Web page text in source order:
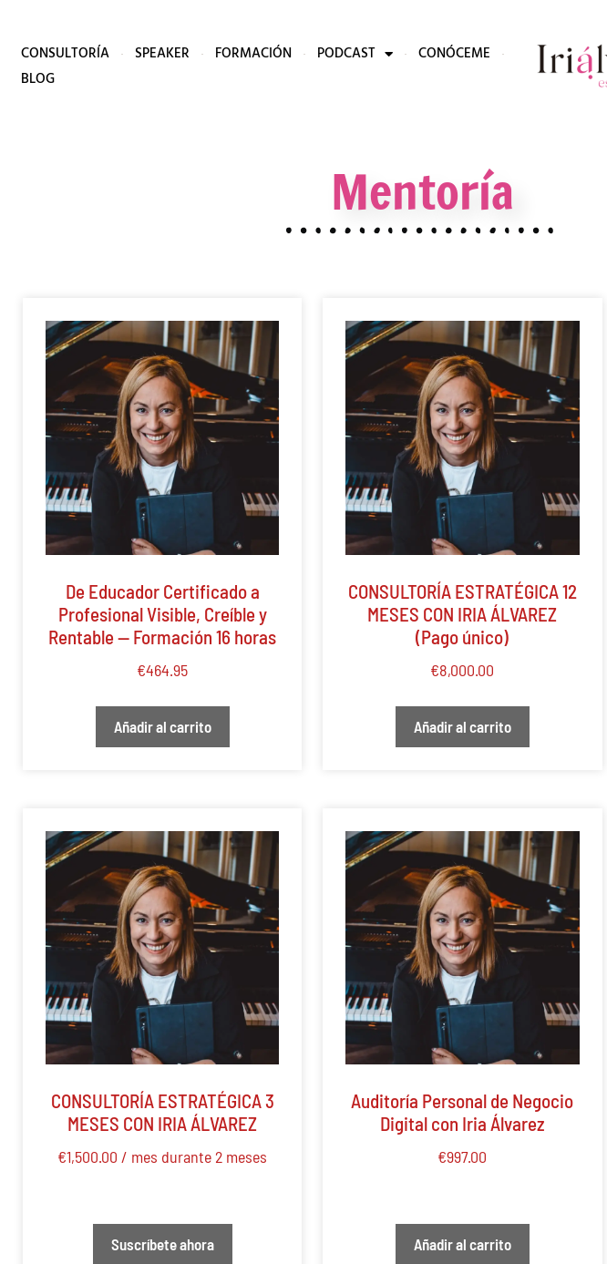
CONSULTORÍA SPEAKER FORMACIÓN PODCAST
CONÓCEME
BLOG
Mentoría
De Educador Certificado a
Profesional Visible, Creíble y
Rentable — Formación 16 horas
€464.95
Añadir al carrito
CONSULTORÍA ESTRATÉGICA 12
MESES CON IRIA ÁLVAREZ
(Pago único)
€8,000.00
Añadir al carrito
CONSULTORÍA ESTRATÉGICA 3
MESES CON IRIA ÁLVAREZ
€1,500.00 / mes durante 2 meses
Suscríbete ahora
Auditoría Personal de Negocio
Digital con Iria Álvarez
€997.00
Añadir al carrito